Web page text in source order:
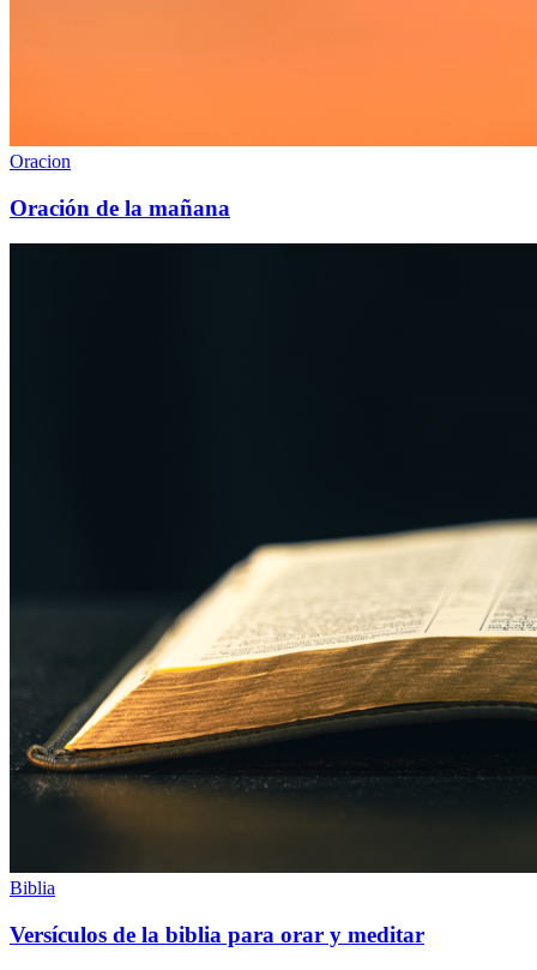
Oracion
Oración de la mañana
Biblia
Versículos de la biblia para orar y meditar